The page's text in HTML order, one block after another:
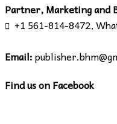
Partner, Marketing and
 +1 561-814-8472,
Email:
Find us on Facebook